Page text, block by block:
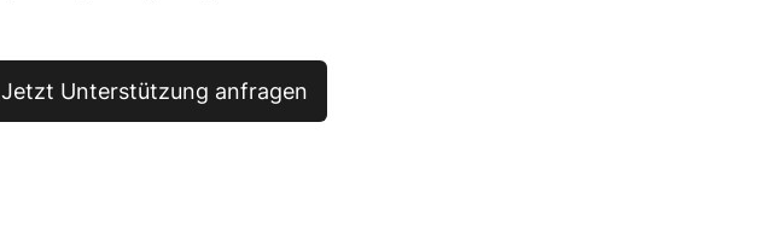
Jetzt Unterstützung anfragen